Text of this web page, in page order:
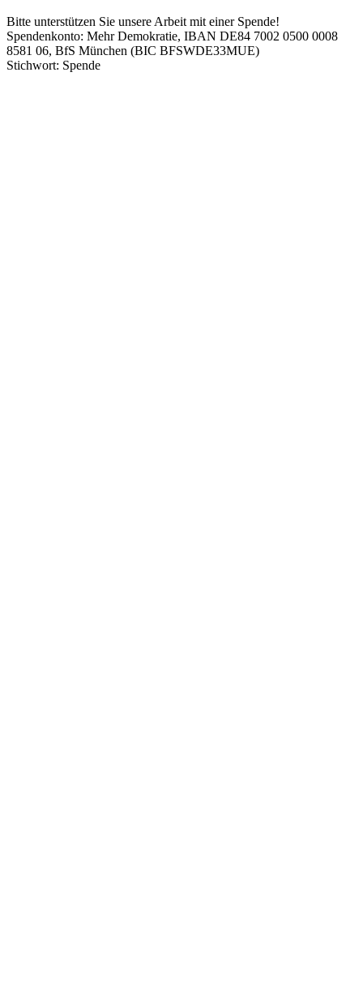
Bitte unterstützen Sie unsere Arbeit mit einer Spende!
Spendenkonto: Mehr Demokratie, IBAN DE84 7002 0500 0008
8581 06, BfS München (BIC BFSWDE33MUE)
Stichwort: Spende